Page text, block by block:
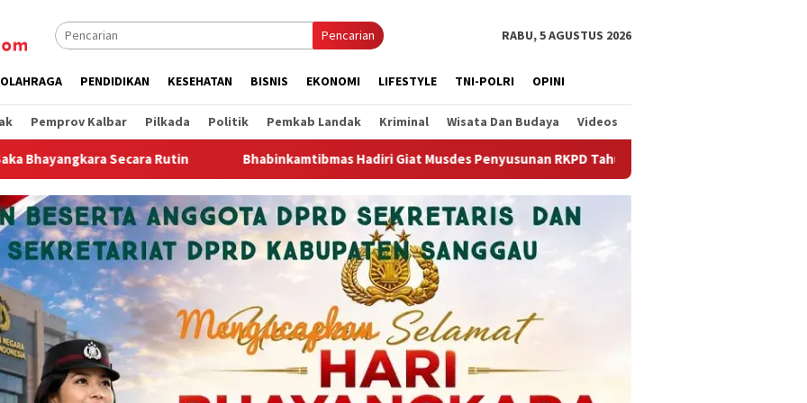
Pencarian RABU, 5 AGUSTUS 2026
OLAHRAGA PENDIDIKAN KESEHATAN BISNIS EKONOMI LIFESTYLE TNI-POLRI OPINI
Pemprov Kalbar Pilkada Politik Pemkab Landak Kriminal Wisata Dan Budaya Videos
Bhabinkamtibmas Hadiri Giat Musdes Penyusunan RKPD Tahun 2027